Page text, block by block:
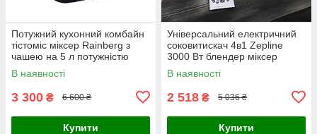
Потужний кухонний комбайн
тістоміс міксер Rainberg з
чашею на 5 л потужністю
3200 Вт Планетарний міксер
тістоміс
В наявності
3 300 ₴ 6 600 ₴
Купити
Універсальний електричний
соковитискач 4в1 Zepline
3000 Вт блендер міксер
подрібнювач потужний
соковитискач
В наявності
2 518 ₴ 5 036 ₴
Купити